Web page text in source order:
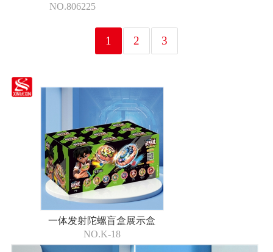
NO.806225
1 2 3
一体发射陀螺盲盒展示盒
NO.K-18